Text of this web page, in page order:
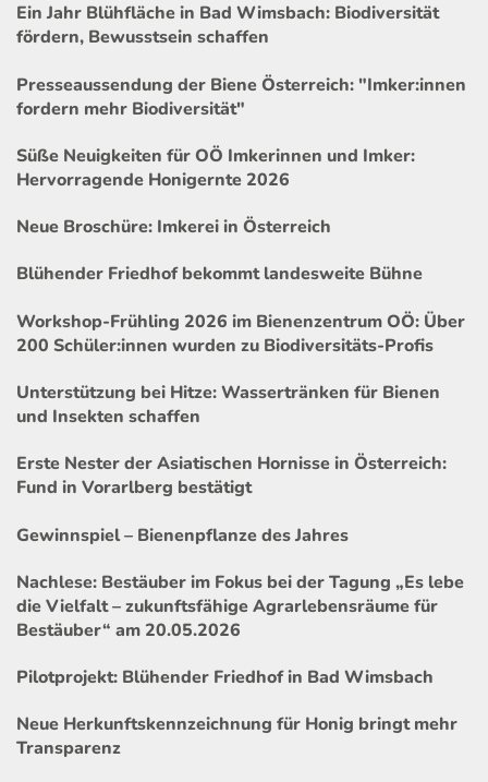
Ein Jahr Blühfläche in Bad Wimsbach: Biodiversität
fördern, Bewusstsein schaffen
Presseaussendung der Biene Österreich: "Imker:innen
fordern mehr Biodiversität"
Süße Neuigkeiten für OÖ Imkerinnen und Imker:
Hervorragende Honigernte 2026
Neue Broschüre: Imkerei in Österreich
Blühender Friedhof bekommt landesweite Bühne
Workshop-Frühling 2026 im Bienenzentrum OÖ: Über
200 Schüler:innen wurden zu Biodiversitäts-Profis
Unterstützung bei Hitze: Wassertränken für Bienen
und Insekten schaffen
Erste Nester der Asiatischen Hornisse in Österreich:
Fund in Vorarlberg bestätigt
Gewinnspiel – Bienenpflanze des Jahres
Nachlese: Bestäuber im Fokus bei der Tagung „Es lebe
die Vielfalt – zukunftsfähige Agrarlebensräume für
Bestäuber“ am 20.05.2026
Pilotprojekt: Blühender Friedhof in Bad Wimsbach
Neue Herkunftskennzeichnung für Honig bringt mehr
Transparenz